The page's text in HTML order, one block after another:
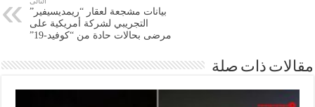
بيانات مشجعة لعقار “ريمديسيفير”
التجريبي لشركة أمريكية على
مرضى بحالات حادة من “كوفيد-19”
ذات صلة